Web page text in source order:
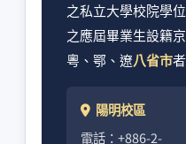
之私立大學校院學
之應屆畢業生設籍
粵、鄂、遼八省市
陽明校區
電話：+886-2-